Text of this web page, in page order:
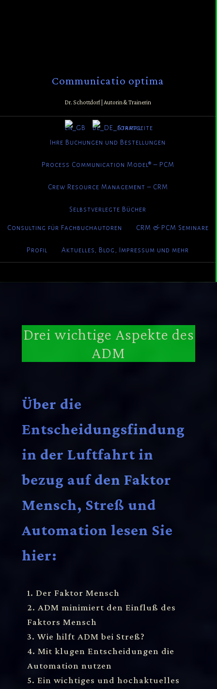
Communicatio optima
Dr. Schottdorf | Autorin & Trainerin
Startseite
Ihre Buchungen und Bestellungen
Process Communication Model® – PCM
Crew Resource Management – CRM
Selbstverlegte Bücher
Consulting für Fachbuchautoren CRM & PCM Seminare
Profil Aktuelles, Blog, Impressum und mehr
Drei wichtige Aspekte des
ADM
Über die
Entscheidungsfindung
in der Luftfahrt in
bezug auf den Faktor
Mensch, Streß und
Automation lesen Sie
hier:
1. Der Faktor Mensch
2. ADM minimiert den Einfluß des
Faktors Mensch
3. Wie hilft ADM bei Streß?
4. Mit klugen Entscheidungen die
Automation nutzen
5. Ein wichtiges und hochaktuelles